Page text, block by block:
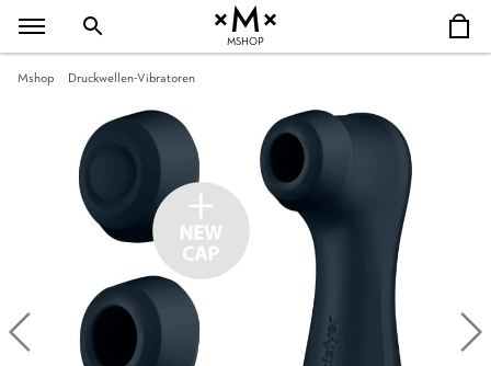
MSHOP
Mshop Druckwellen-Vibratoren